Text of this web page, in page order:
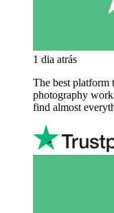
1 dia atrás
The best platform
photography
find almost